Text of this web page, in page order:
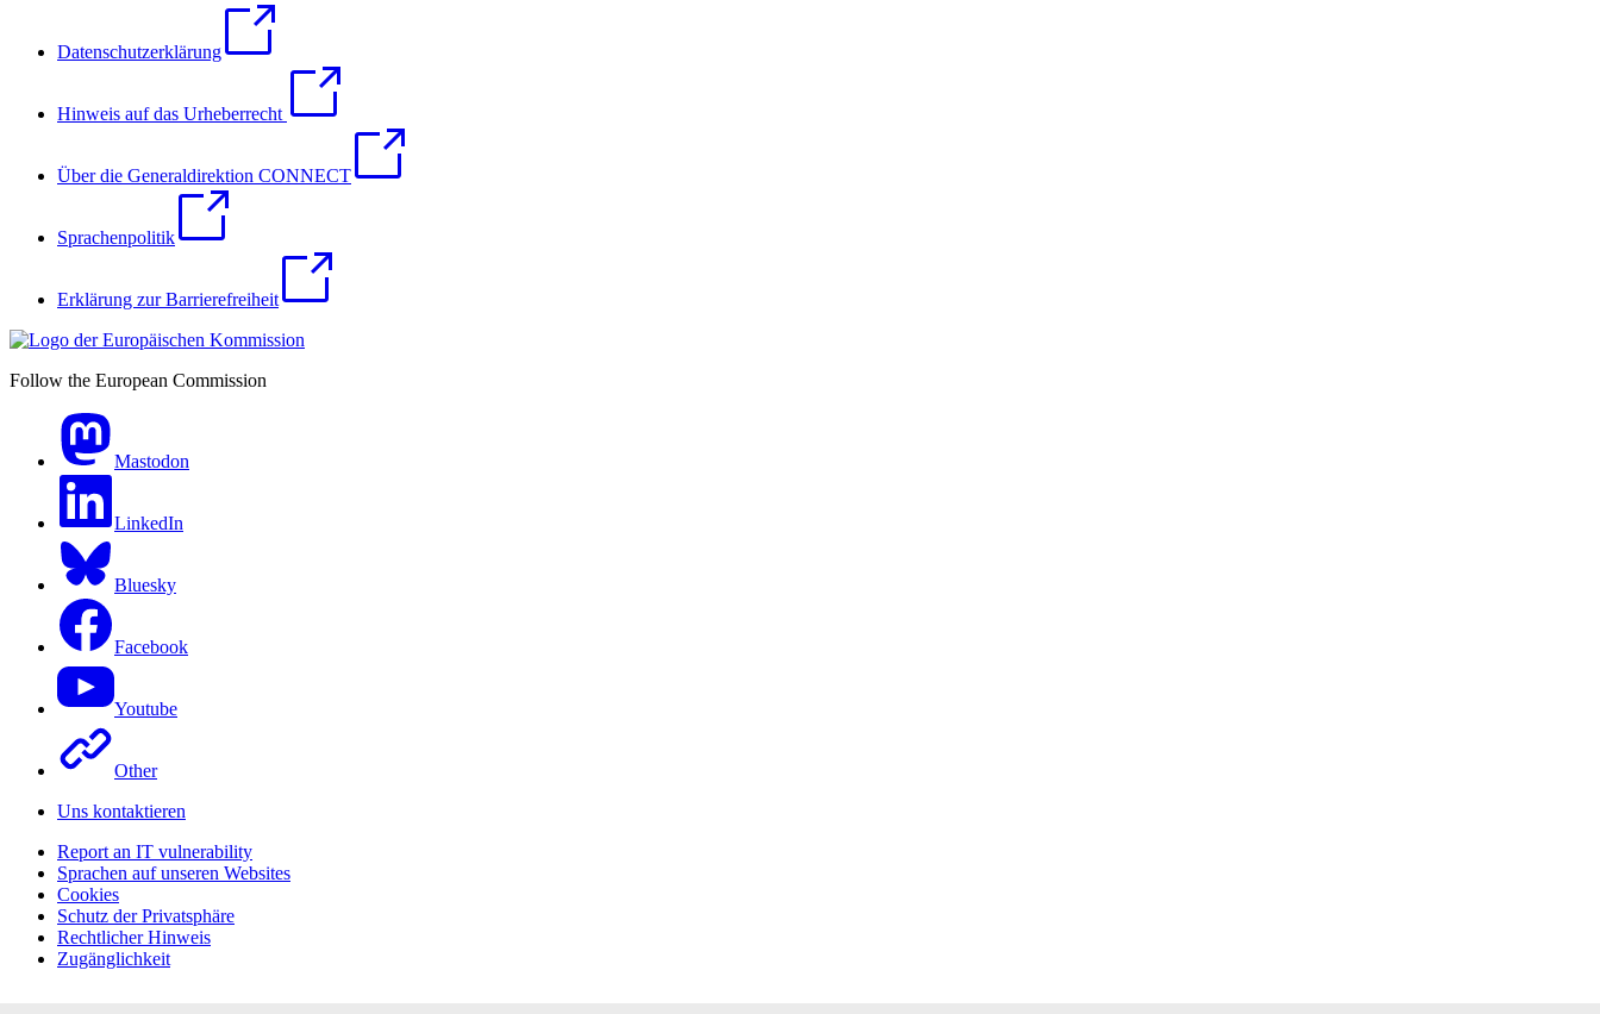
Datenschutzerklärung
Hinweis auf das Urheberrecht
Über die Generaldirektion CONNECT
Sprachenpolitik
Erklärung zur Barrierefreiheit
Follow the European Commission
Mastodon
LinkedIn
Bluesky
Facebook
Youtube
Other
Uns kontaktieren
Report an IT vulnerability
Sprachen auf unseren Websites
Cookies
Schutz der Privatsphäre
Rechtlicher Hinweis
Zugänglichkeit